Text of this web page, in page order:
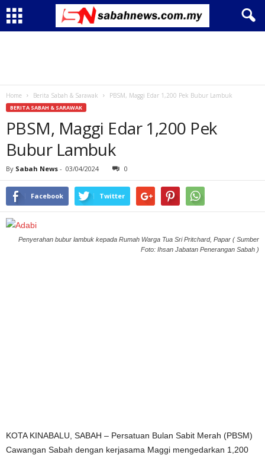
Home Berita Sabah & Sarawak PBSM, Maggi Edar 1,200 Pek Bubur Lambuk
BERITA SABAH & SARAWAK
PBSM, Maggi Edar 1,200 Pek
Bubur Lambuk
By Sabah News - 03/04/2024 0
Facebook Twitter
Penyerahan bubur lambuk kepada Rumah Warga Tua Sri Pritchard, Papar ( Sumber
Foto: Ihsan Jabatan Penerangan Sabah )
KOTA KINABALU, SABAH – Persatuan Bulan Sabit Merah (PBSM)
Cawangan Sabah dengan kerjasama Maggi mengedarkan 1,200